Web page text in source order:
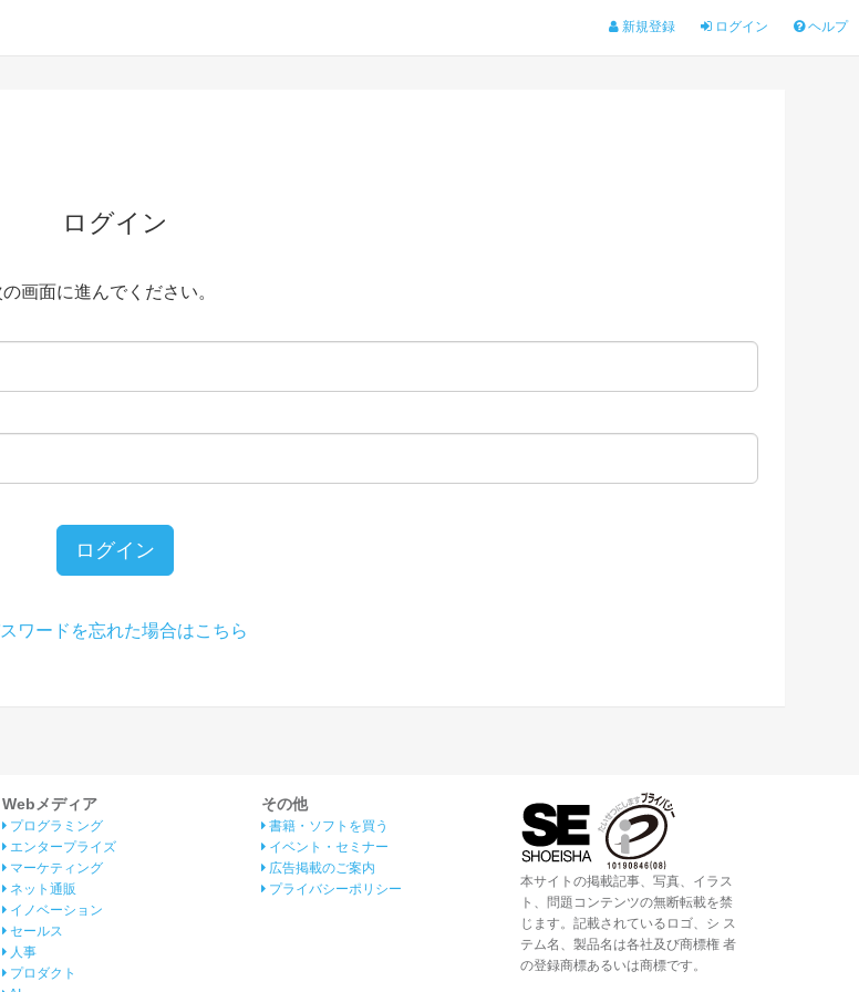
新規登録 ログイン ヘルプ
ログイン
画面に進んでください。
ログイン
ワードを忘れた場合はこちら
Webメディア
プログラミング
エンタープライズ
マーケティング
ネット通販
イノベーション
セールス
人事
プロダクト
その他
書籍・ソフトを買う
イベント・セミナー
広告掲載のご案内
プライバシーポリシー
本サイトの掲載記事、写真、イラス
ト、問題コンテンツの無断転載を禁
じます。記載されているロゴ、シ ス
テム名、製品名は各社及び商標権 者
の登録商標あるいは商標です。